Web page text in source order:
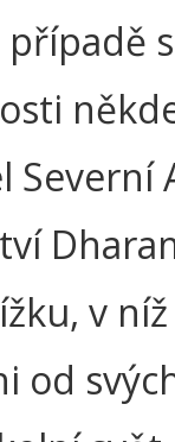
Severní
v níž
od